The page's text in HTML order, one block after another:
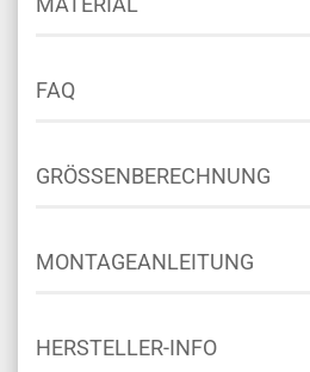
FAQ
GRÖSSENBERECHNUNG
MONTAGEANLEITUNG
HERSTELLER-INFO